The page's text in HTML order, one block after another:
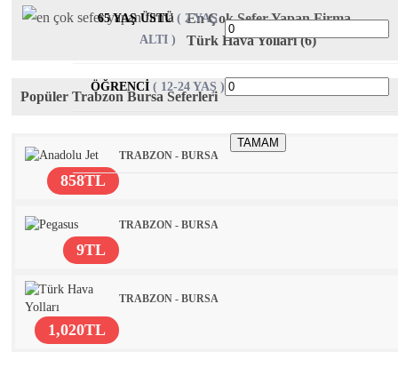
65 YAŞ ÜSTÜ ( 2 YAŞ
ALTI )
ÖĞRENCI ( 12-24 YAŞ )
TAMAM
En Çok Sefer Yapan Firma
Türk Hava Yolları (6)
Popüler Trabzon Bursa Seferleri
TRABZON - BURSA
858TL
TRABZON - BURSA
9TL
TRABZON - BURSA
1,020TL